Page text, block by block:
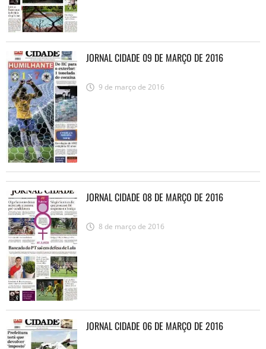
JORNAL CIDADE 09 DE MARÇO DE 2016
9 de março de 2016
JORNAL CIDADE 08 DE MARÇO DE 2016
8 de março de 2016
JORNAL CIDADE 06 DE MARÇO DE 2016